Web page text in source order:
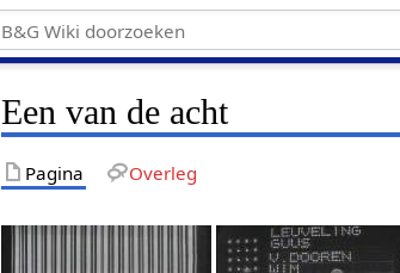
Een van de acht
Pagina Overleg